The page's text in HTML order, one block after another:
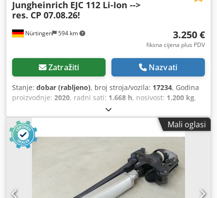
izradu rogljića. Ako želite vidjeti našu kompletnu,
ažuriranu ponudu, posjetite naš profil Bakeres.
Nürtingen 594 km
Jungheinrich EJC 112 Li-Ion -->
res. CP 07.08.26!
3.250 €
fiksna cijena plus PDV
Zatražiti Nazvati
Stanje: dobar (rabljeno), broj stroja/vozila: 17234, Godina
proizvodnje: 2020, radni sati: 1.668 h, nosivost: 1.200 kg,
, težište tereta:
goriva:električni, vrsta jarbola:simpleks, građevinska
visina:1.730 mm , duljina vilica:1.150
mm, 5227581 Serijski broj: 90613826 Dcjdpfxezp T Abe Ak
Uok Podaci o bateriji: 24V LiB 110Ah, godina proizvodnje:
Mali oglasi